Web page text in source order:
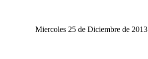
Miercoles 25 de Diciembre de 2013